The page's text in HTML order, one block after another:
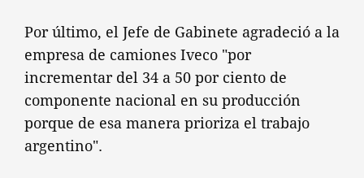
Por último, el Jefe de Gabinete agradeció a la
empresa de camiones Iveco "por
incrementar del 34 a 50 por ciento de
componente nacional en su producción
porque de esa manera prioriza el trabajo
argentino".